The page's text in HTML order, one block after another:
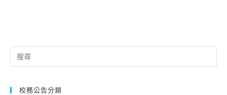
Search
for:
校務公告分類